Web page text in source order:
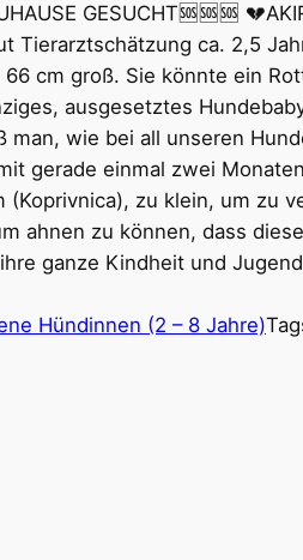
GESUCHT🆘🆘🆘
Tierarztschätzung ca. 2,5
cm groß. Sie könnte ein
ausgesetztes
man, wie bei all unseren
gerade einmal zwei
(Koprivnica), zu klein, um zu
ahnen zu können, dass
ganze Kindheit und
Hündinnen (2 – 8 Jahre)